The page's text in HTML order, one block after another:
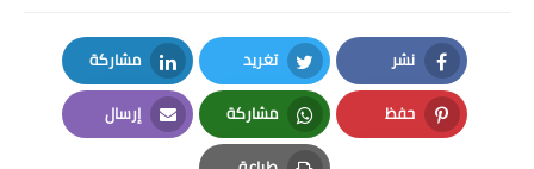
نشر
Facebook
تغريد
Twitter
مشاركة
LinkedIn
حفظ
Pinterest
مشاركة
Whatsapp
إرسال
Email